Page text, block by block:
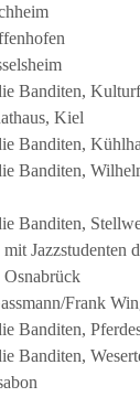
Banditen,
Kiel
Banditen,
Banditen,
Banditen,
Jazzstudenten
Osnabrück
Frank
Banditen,
Banditen,